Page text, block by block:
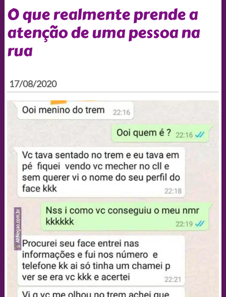
O que realmente prende a
atenção de uma pessoa na
rua
17/08/2020